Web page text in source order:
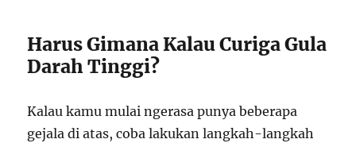
Harus Gimana Kalau Curiga Gula
Darah Tinggi?
Kalau kamu mulai ngerasa punya beberapa
gejala di atas, coba lakukan langkah-langkah